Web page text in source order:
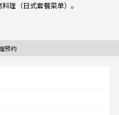
料理（日式套餐菜单） 。
预约